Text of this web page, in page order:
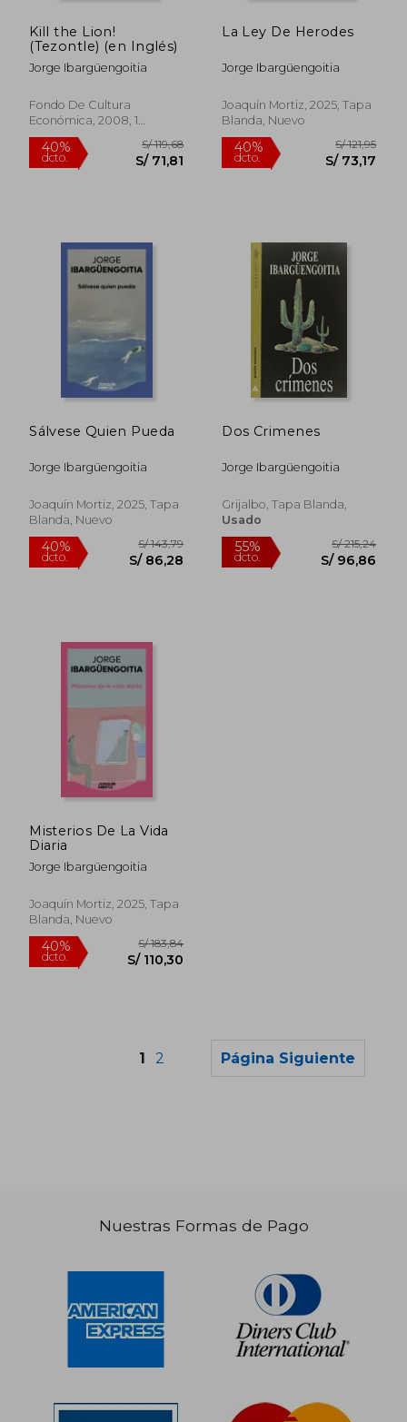
55% S/ 192,49
Kill the Lion!
(Tezontle) (en Inglés)
Jorge Ibargüengoitia
Fondo De Cultura
Económica, 2008, 1
Edición, Tapa Dura, Nuevo
La Ley De Herodes
Jorge Ibargüengoitia
Joaquín Mortiz, 2025, Tapa
Blanda, Nuevo
Sálvese Quien Pueda
Jorge Ibargüengoitia
Joaquín Mortiz, 2025, Tapa
Blanda, Nuevo
Dos Crimenes
Jorge Ibargüengoitia
Grijalbo, Tapa Blanda,
Usado
Misterios De La Vida
Diaria
Jorge Ibargüengoitia
Joaquín Mortiz, 2025, Tapa
Blanda, Nuevo
1 2 Página Siguiente
Nuestras Formas de Pago